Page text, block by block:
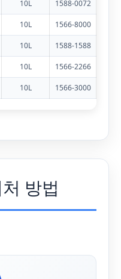
10L 1588-0072
10L 1566-8000
10L 1588-1588
10L 1566-2266
10L 1566-3000
방법